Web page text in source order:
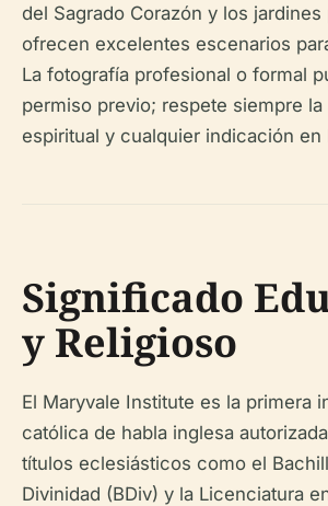
del Sagrado Corazón y los jardines
ofrecen excelentes escenarios
La fotografía profesional o formal
permiso previo; respete siempre la
espiritual y cualquier indicación en
Significado
y Religioso
El Maryvale Institute es la primera
católica de habla inglesa
títulos eclesiásticos como el
Divinidad (BDiv) y la Licenciatura